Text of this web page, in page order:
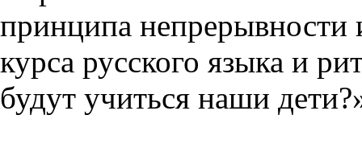
принципа непрерывности
курса русского языка и
будут учиться наши